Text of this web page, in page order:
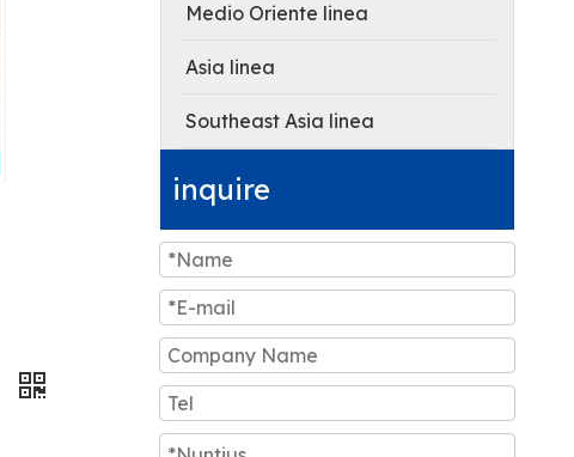
Medio Oriente linea
Asia linea
Southeast Asia linea
inquire